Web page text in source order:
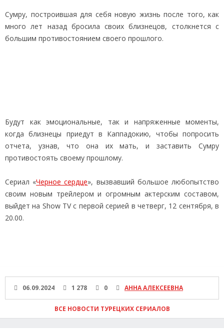
Сумру, построившая для себя новую жизнь после того, как
много лет назад бросила своих близнецов, столкнется с
большим противостоянием своего прошлого.
Будут как эмоциональные, так и напряженные моменты,
когда близнецы приедут в Каппадокию, чтобы попросить
отчета, узнав, что она их мать, и заставить Сумру
противостоять своему прошлому.
Сериал «Черное сердце», вызвавший большое любопытство
своим новым трейлером и огромным актерским составом,
выйдет на Show TV с первой серией в четверг, 12 сентября, в
20.00.
06.09.2024 1 278 0 АННА АЛЕКСЕЕВНА
ВСЕ НОВОСТИ ТУРЕЦКИХ СЕРИАЛОВ